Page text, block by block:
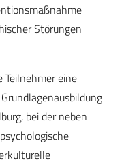
Störungen
Teilnehmer eine
bei der neben